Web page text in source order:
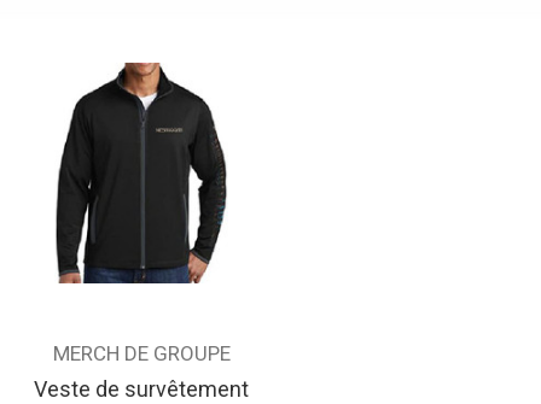
MERCH DE GROUPE
Veste de survêtement